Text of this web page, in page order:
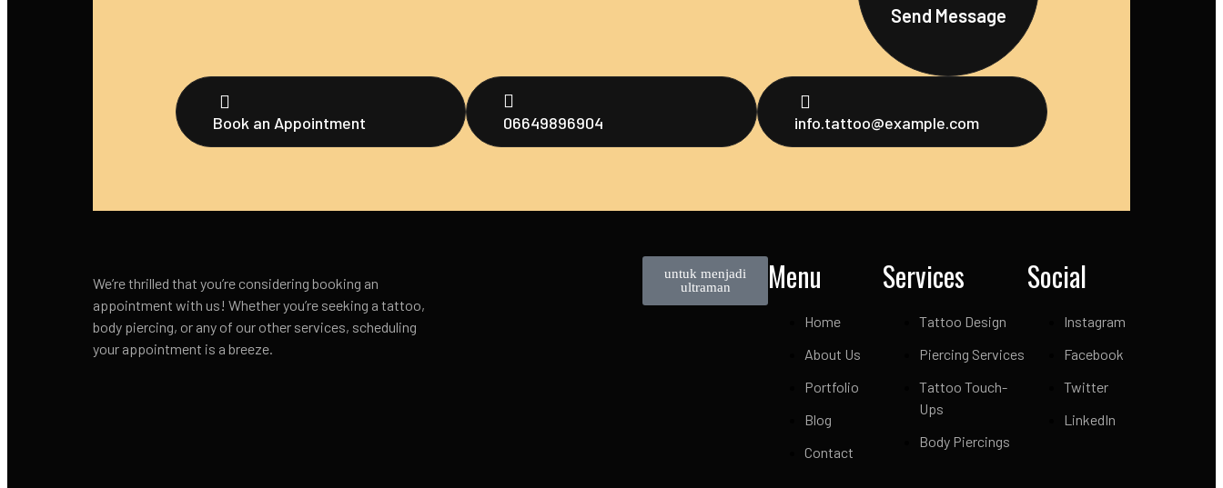
Send Message
Book an Appointment 06649896904 info.tattoo@example.com
We’re thrilled that you’re considering booking an
appointment with us! Whether you’re seeking a tattoo,
body piercing, or any of our other services, scheduling
your appointment is a breeze.
untuk menjadi
ultraman
Menu
Home
About Us
Portfolio
Blog
Contact
Services
Tattoo Design
Piercing Services
Tattoo Touch-
Ups
Body Piercings
Social
Instagram
Facebook
Twitter
LinkedIn